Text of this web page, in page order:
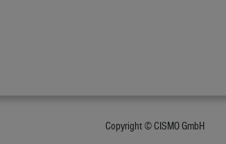
Copyright © CISMO GmbH